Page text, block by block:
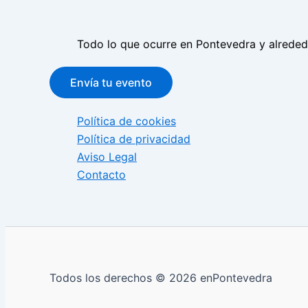
Todo lo que ocurre en Pontevedra y
Envía tu evento
Política de cookies
Política de privacidad
Aviso Legal
Contacto
Todos los derechos © 2026 enPontevedra